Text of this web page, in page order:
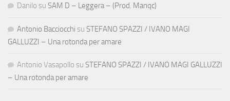
Danilo su SAM D – Leggera – (Prod. Manqc)
Antonio Bacciocchi su STEFANO SPAZZI / IVANO MAGI
GALLUZZI – Una rotonda per amare
Antonio Vasapollo su STEFANO SPAZZI / IVANO MAGI GALLUZZI
– Una rotonda per amare